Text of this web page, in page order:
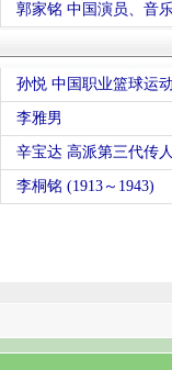
郭家铭 中国演员、音
孙悦 中国职业篮球运
李雅男
辛宝达 高派第三代传
李桐铭 (1913～1943)